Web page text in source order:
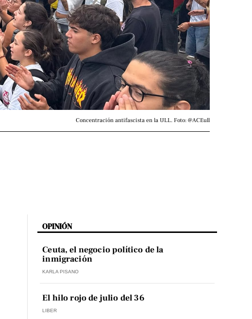
Concentración antifascista en la ULL. Foto: @ACEull
OPINIÓN
Ceuta, el negocio político de la
inmigración
KARLA PISANO
El hilo rojo de julio del 36
LIBER